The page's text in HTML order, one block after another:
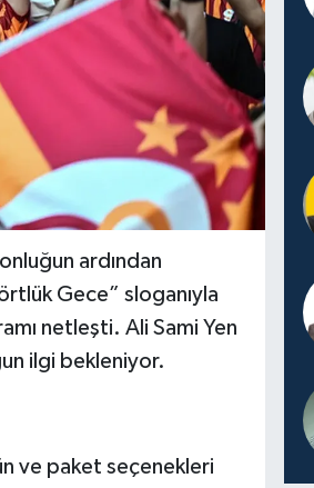
ardından
Gece” sloganıyla
netleşti. Ali Sami Yen
ilgi bekleniyor.
ve paket seçenekleri